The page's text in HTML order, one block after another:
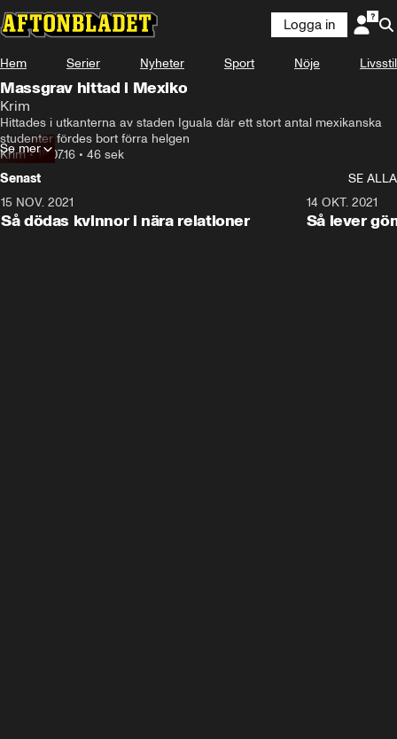
Logga in
Hem Serier Nyheter Sport Nöje Livsstil
Massgrav hittad i Mexiko
Krim
Hittades i utkanterna av staden Iguala där ett stort antal mexikanska
studenter fördes bort förra helgen
Krim•18.07.16 • 46 sek
Se mer
Senast
SE ALLA
15 NOV. 2021
Så dödas kvinnor i nära relationer
14 OKT. 2021
Så lever